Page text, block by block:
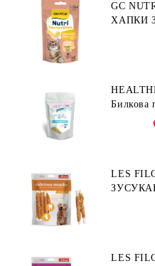
GC
ХАПКИ
Билкова
LES
LES